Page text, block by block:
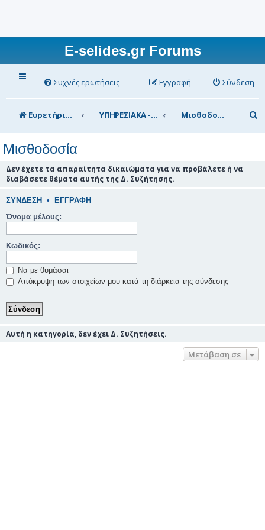
E-selides.gr Forums
Συχνές ερωτήσεις Σύνδεση
Εγγραφή
Ευρετήριο Δ. Συζήτησης ΥΠΗΡΕΣΙΑΚΑ - ΣΥΖΗΤΗΣΕΙΣ (για τα μέλη) Μισθοδοσία
ν
Μισθοδοσία
Δεν έχετε τα απαραίτητα δικαιώματα για να προβάλετε ή να
διαβάσετε θέματα αυτής της Δ. Συζήτησης.
ΣΎΝΔΕΣΗ • ΕΓΓΡΑΦΉ
Όνομα μέλους:
Κωδικός:
Να με θυμάσαι
Απόκρυψη των στοιχείων μου κατά τη διάρκεια της σύνδεσης
Αυτή η κατηγορία, δεν έχει Δ. Συζητήσεις.
Μετάβαση σε